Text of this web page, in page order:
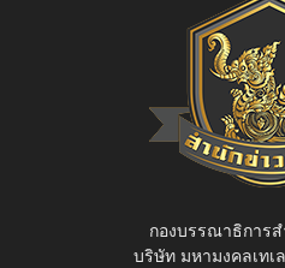
กองบรรณาธิการ
บริษัท มหามงคลเทเ